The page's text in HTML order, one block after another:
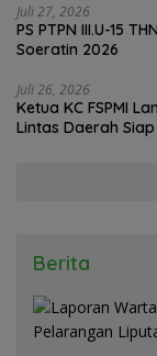
Juli 27, 2026
PS PTPN III.U-15
Soeratin 2026
Juli 26, 2026
Ketua KC FSPMI
Lintas Daerah
Berita